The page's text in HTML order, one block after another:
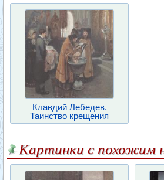
Клавдий Лебедев.
Таинство крещения
Картинки с похожим